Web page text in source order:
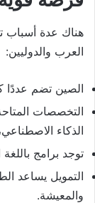
هناك عدة أسباب
العرب والدوليين:
الصين تضم عددًا
التخصصات
الذكاء
توجد برامج
التمويل يساعد
والمعيشة.